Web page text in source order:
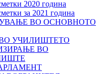
2020 година
за 2021 година
ВО ОСНОВНОТО
УЧИЛИШТЕТО
ВО